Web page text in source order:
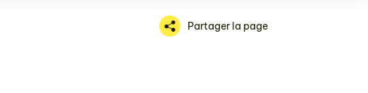
Partager la page